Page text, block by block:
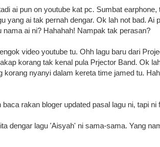
ai pun on youtube kat pc. Sumbat
yang ai tak pernah dengar. Ok lah not bad.
nama ai ni? Hahahah! Nampak tak perasan?
video youtube tu. Ohh lagu baru dari
korang tak kenal pula Prjector Band. Ok
korang nyanyi dalam kereta time jamed tu.
baca rakan bloger updated pasal lagu ni, tapi ni
dengar lagu 'Aisyah' ni sama-sama. Yang